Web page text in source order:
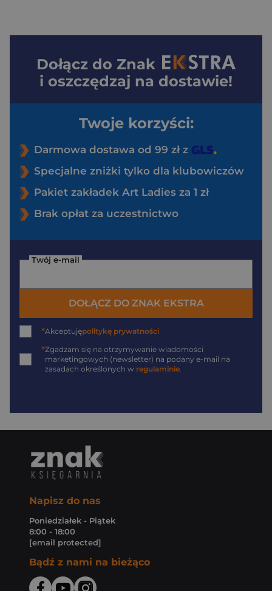
Dołącz do Znak
i oszczędzaj na dostawie!
Twoje korzyści:
Darmowa dostawa od 99 zł z
Specjalne zniżki tylko dla klubowiczów
Pakiet zakładek Art Ladies za 1 zł
Brak opłat za uczestnictwo
Twój e-mail
DOŁĄCZ DO ZNAK EKSTRA
*Akceptujępolitykę prywatności
*Zgadzam się na otrzymywanie wiadomości
marketingowych (newsletter) na podany e-mail na
zasadach określonych w regulaminie
Napisz do nas
Poniedziałek - Piątek
8:00 - 18:00
[email protected]
Bądź z nami na bieżąco